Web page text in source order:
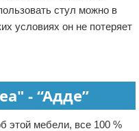
стул можно в
условиях он не потеряет
- “Адде”
этой мебели, все 100 %